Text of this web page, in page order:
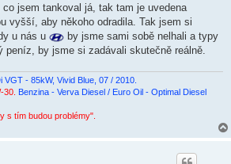
jsem tankoval já, tak tam je uvedena
vyšší, aby někoho odradila. Tak jsem si
u nás u
by jsme sami sobě nelhali a typy
peníz, by jsme si zadávali skutečně reálně.
- 85kW, Vivid Blue, 07 / 2010.
30. Benzina - Verva Diesel / Euro Oil - Optimal Diesel
s tím budou problémy".